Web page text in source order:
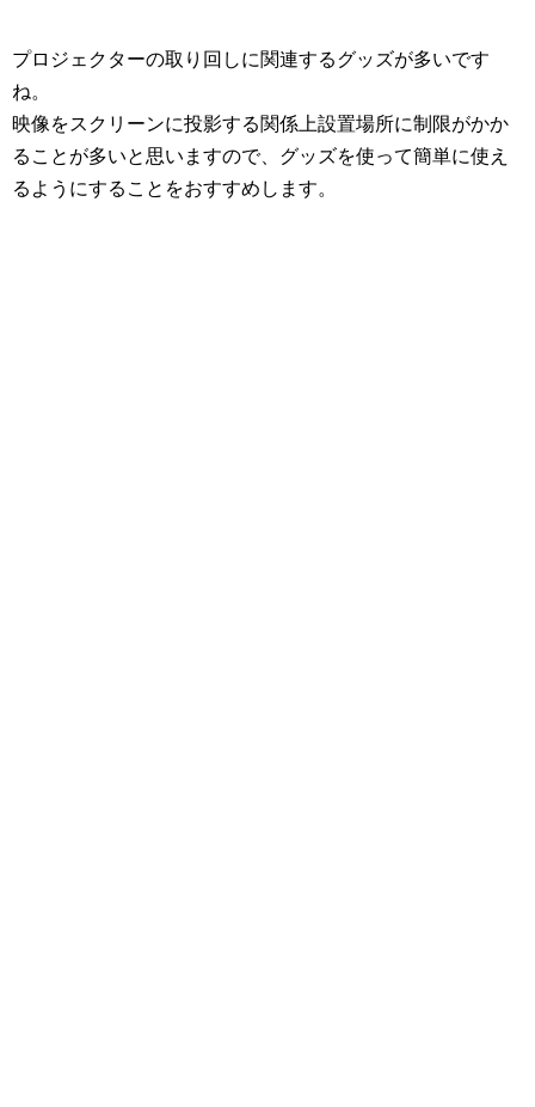
プロジェクターの取り回しに関連するグッズが多いです
ね。
映像をスクリーンに投影する関係上設置場所に制限がかか
ることが多いと思いますので、グッズを使って簡単に使え
るようにすることをおすすめします。